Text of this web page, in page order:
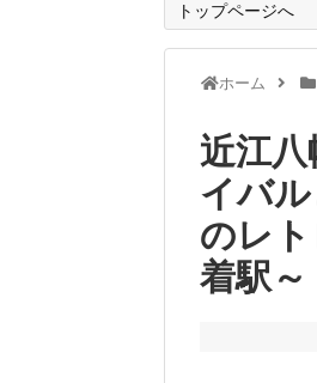
トップページへ
ホーム
近江
イバ
のレ
着駅～